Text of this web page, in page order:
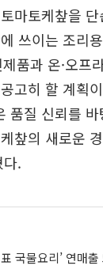
마토케챂을
쓰이는 조리
품과 온·오프
고히 할 계획
품질 신뢰를
챂의 새로운
.
국물요리’ 연매